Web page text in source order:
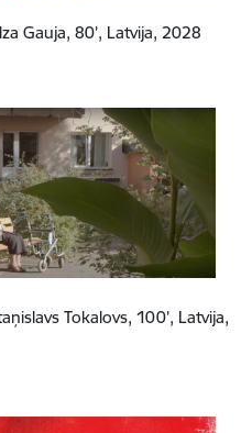
Gauja, 80’, Latvija, 2028
Tokalovs, 100’, Latvija,